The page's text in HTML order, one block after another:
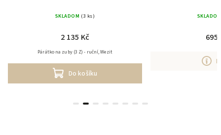
SKLADOM (3 ks)
2 135 Kč
Do košíku
Párátko na zuby (3 Z) - ruční, Wezit
695